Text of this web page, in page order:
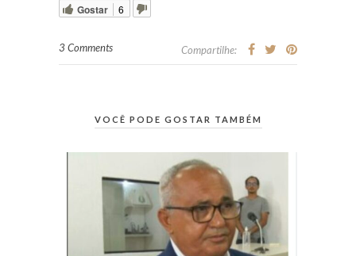
Gostar 6
3 Comments Compartilhe:
VOCÊ PODE GOSTAR TAMBÉM